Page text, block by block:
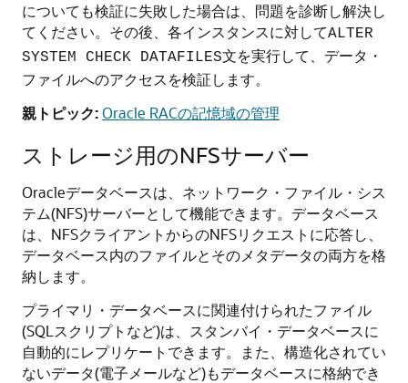
についても検証に失敗した場合は、問題を診断し解決し
てください。その後、各インスタンスに対してALTER
SYSTEM CHECK DATAFILES文を実行して、データ・
ファイルへのアクセスを検証します。
親トピック:Oracle RACの記憶域の管理
ストレージ用のNFSサーバー
Oracleデータベースは、ネットワーク・ファイル・シス
テム(NFS)サーバーとして機能できます。データベース
は、NFSクライアントからのNFSリクエストに応答し、
データベース内のファイルとそのメタデータの両方を格
納します。
プライマリ・データベースに関連付けられたファイル
(SQLスクリプトなど)は、スタンバイ・データベースに
自動的にレプリケートできます。また、構造化されてい
ないデータ(電子メールなど)もデータベースに格納でき